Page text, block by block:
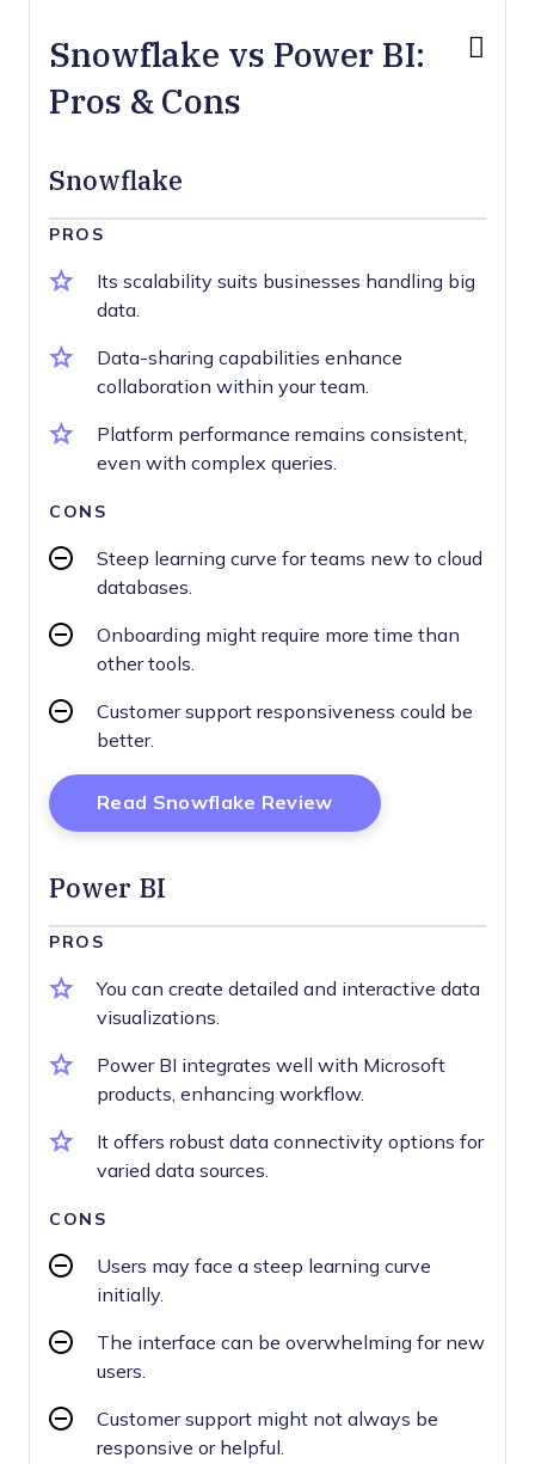
Snowflake vs Power BI:
Pros & Cons
Snowflake
PROS
Its scalability suits businesses handling big
data.
Data-sharing capabilities enhance
collaboration within your team.
Platform performance remains consistent,
even with complex queries.
CONS
Steep learning curve for teams new to cloud
databases.
Onboarding might require more time than
other tools.
Customer support responsiveness could be
better.
Read Snowflake ReviewOpens New Window
Power BI
PROS
You can create detailed and interactive data
visualizations.
Power BI integrates well with Microsoft
products, enhancing workflow.
It offers robust data connectivity options for
varied data sources.
CONS
Users may face a steep learning curve
initially.
The interface can be overwhelming for new
users.
Customer support might not always be
responsive or helpful.